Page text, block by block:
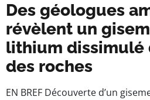
Des géologues
révèlent un
lithium dissimulé
des roches
EN BREF Découverte d’un